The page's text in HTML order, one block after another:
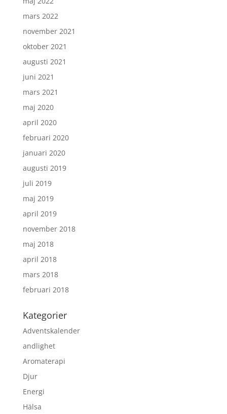
mars 2022
november 2021
oktober 2021
augusti 2021
juni 2021
mars 2021
maj 2020
april 2020
februari 2020
januari 2020
augusti 2019
juli 2019
maj 2019
april 2019
november 2018
maj 2018
april 2018
mars 2018
februari 2018
Kategorier
Adventskalender
andlighet
Aromaterapi
Djur
Energi
Hälsa